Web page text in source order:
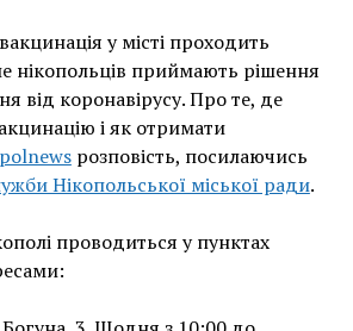
у місті проходить
нікопольців приймають рішення
від коронавірусу. Про те, де
і як отримати
розповість, посилаючись
Нікопольської міської ради.
проводиться у пунктах